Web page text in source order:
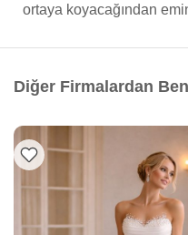
ortaya koyacağından
Diğer Firmalardan